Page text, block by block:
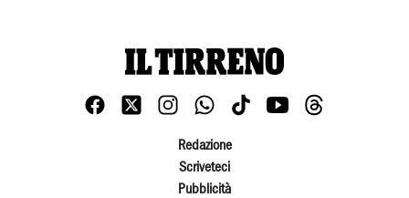
Redazione
Scriveteci
Pubblicità